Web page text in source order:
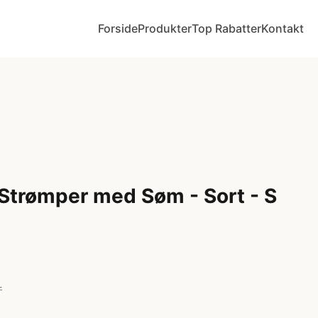
ForsideProdukterTop RabatterKontakt
med Søm - Sort - S